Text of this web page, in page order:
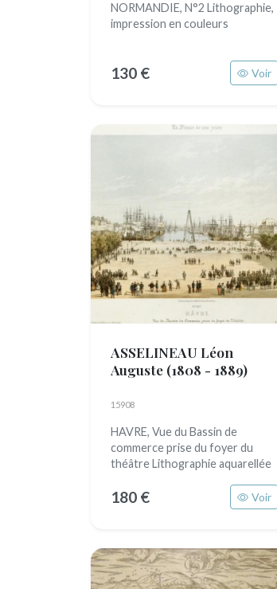
NORMANDIE, N°2 Lithographie,
impression en couleurs
130 € Voir
ASSELINEAU Léon
Auguste (1808 - 1889)
15908
HAVRE, Vue du Bassin de
commerce prise du foyer du
théâtre Lithographie aquarellée
180 € Voir